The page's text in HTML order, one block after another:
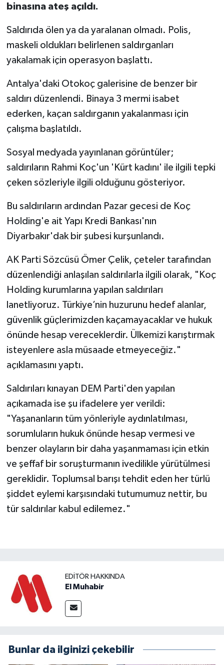
binasına ateş açıldı.
Saldırıda ölen ya da yaralanan olmadı. Polis,
maskeli oldukları belirlenen saldırganları
yakalamak için operasyon başlattı.
Antalya'daki Otokoç galerisine de benzer bir
saldırı düzenlendi. Binaya 3 mermi isabet
ederken, kaçan saldırganın yakalanması için
çalışma başlatıldı.
Sosyal medyada yayınlanan görüntüler;
saldırıların Rahmi Koç'un 'Kürt kadını' ile ilgili tepki
çeken sözleriyle ilgili olduğunu gösteriyor.
Bu saldırıların ardından Pazar gecesi de Koç
Holding'e ait Yapı Kredi Bankası'nın
Diyarbakır'dak bir şubesi kurşunlandı.
AK Parti Sözcüsü Ömer Çelik, çeteler tarafından
düzenlendiği anlaşılan saldırılarla ilgili olarak, "Koç
Holding kurumlarına yapılan saldırıları
lanetliyoruz. Türkiye’nin huzurunu hedef alanlar,
güvenlik güçlerimizden kaçamayacaklar ve hukuk
önünde hesap vereceklerdir. Ülkemizi karıştırmak
isteyenlere asla müsaade etmeyeceğiz."
açıklamasını yaptı.
Saldırıları kınayan DEM Parti'den yapılan
açıkamada ise şu ifadelere yer verildi:
"Yaşananların tüm yönleriyle aydınlatılması,
sorumluların hukuk önünde hesap vermesi ve
benzer olayların bir daha yaşanmaması için etkin
ve şeffaf bir soruşturmanın ivedilikle yürütülmesi
gereklidir. Toplumsal barışı tehdit eden her türlü
şiddet eylemi karşısındaki tutumumuz nettir, bu
tür saldırılar kabul edilemez."
EDITÖR HAKKINDA
El Muhabir
Bunlar da ilginizi çekebilir